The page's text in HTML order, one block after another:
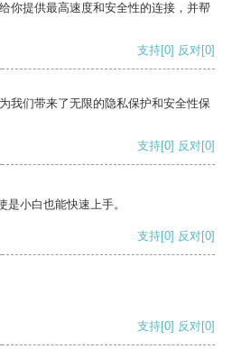
你提供最高速度和安全性的连接，并帮
支持[0] 反对[0]
我们带来了无限的隐私保护和安全性保
支持[0] 反对[0]
小白也能快速上手。
支持[0] 反对[0]
支持[0] 反对[0]